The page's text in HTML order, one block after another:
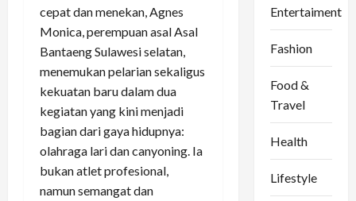
cepat dan menekan, Agnes
Monica, perempuan asal Asal
Bantaeng Sulawesi selatan,
menemukan pelarian sekaligus
kekuatan baru dalam dua
kegiatan yang kini menjadi
bagian dari gaya hidupnya:
olahraga lari dan canyoning. Ia
bukan atlet profesional,
namun semangat dan
Entertaiment
Fashion
Food &
Travel
Health
Lifestyle